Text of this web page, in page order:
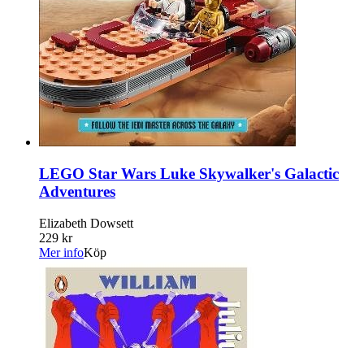
LEGO Star Wars Luke Skywalker's Galactic
Adventures
Elizabeth Dowsett
229 kr
Mer infoKöp